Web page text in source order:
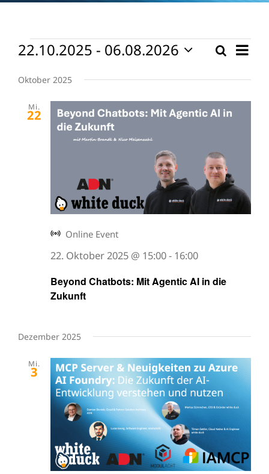
Veranstaltungen
Suche
Suche
Liste
22.10.2025 - 06.08.2026
wählen.
Oktober 2025
Mi.
22
Beyond Chatbots: Mit Agentic AI in die
Zukunft
22. Oktober 2025 @ 15:00- 16:00
Online Event
Dezember 2025
Mi.
3